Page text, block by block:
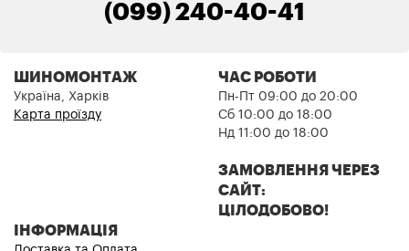
(099) 240-40-41
ШИНОМОНТАЖ
Україна, Харків
Карта проїзду
ЧАС РОБОТИ
Пн-Пт 09:00 до 20:00
Сб 10:00 до 18:00
Нд 11:00 до 18:00
ЗАМОВЛЕННЯ ЧЕРЕЗ
САЙТ:
ЦІЛОДОБОВО!
ІНФОРМАЦІЯ